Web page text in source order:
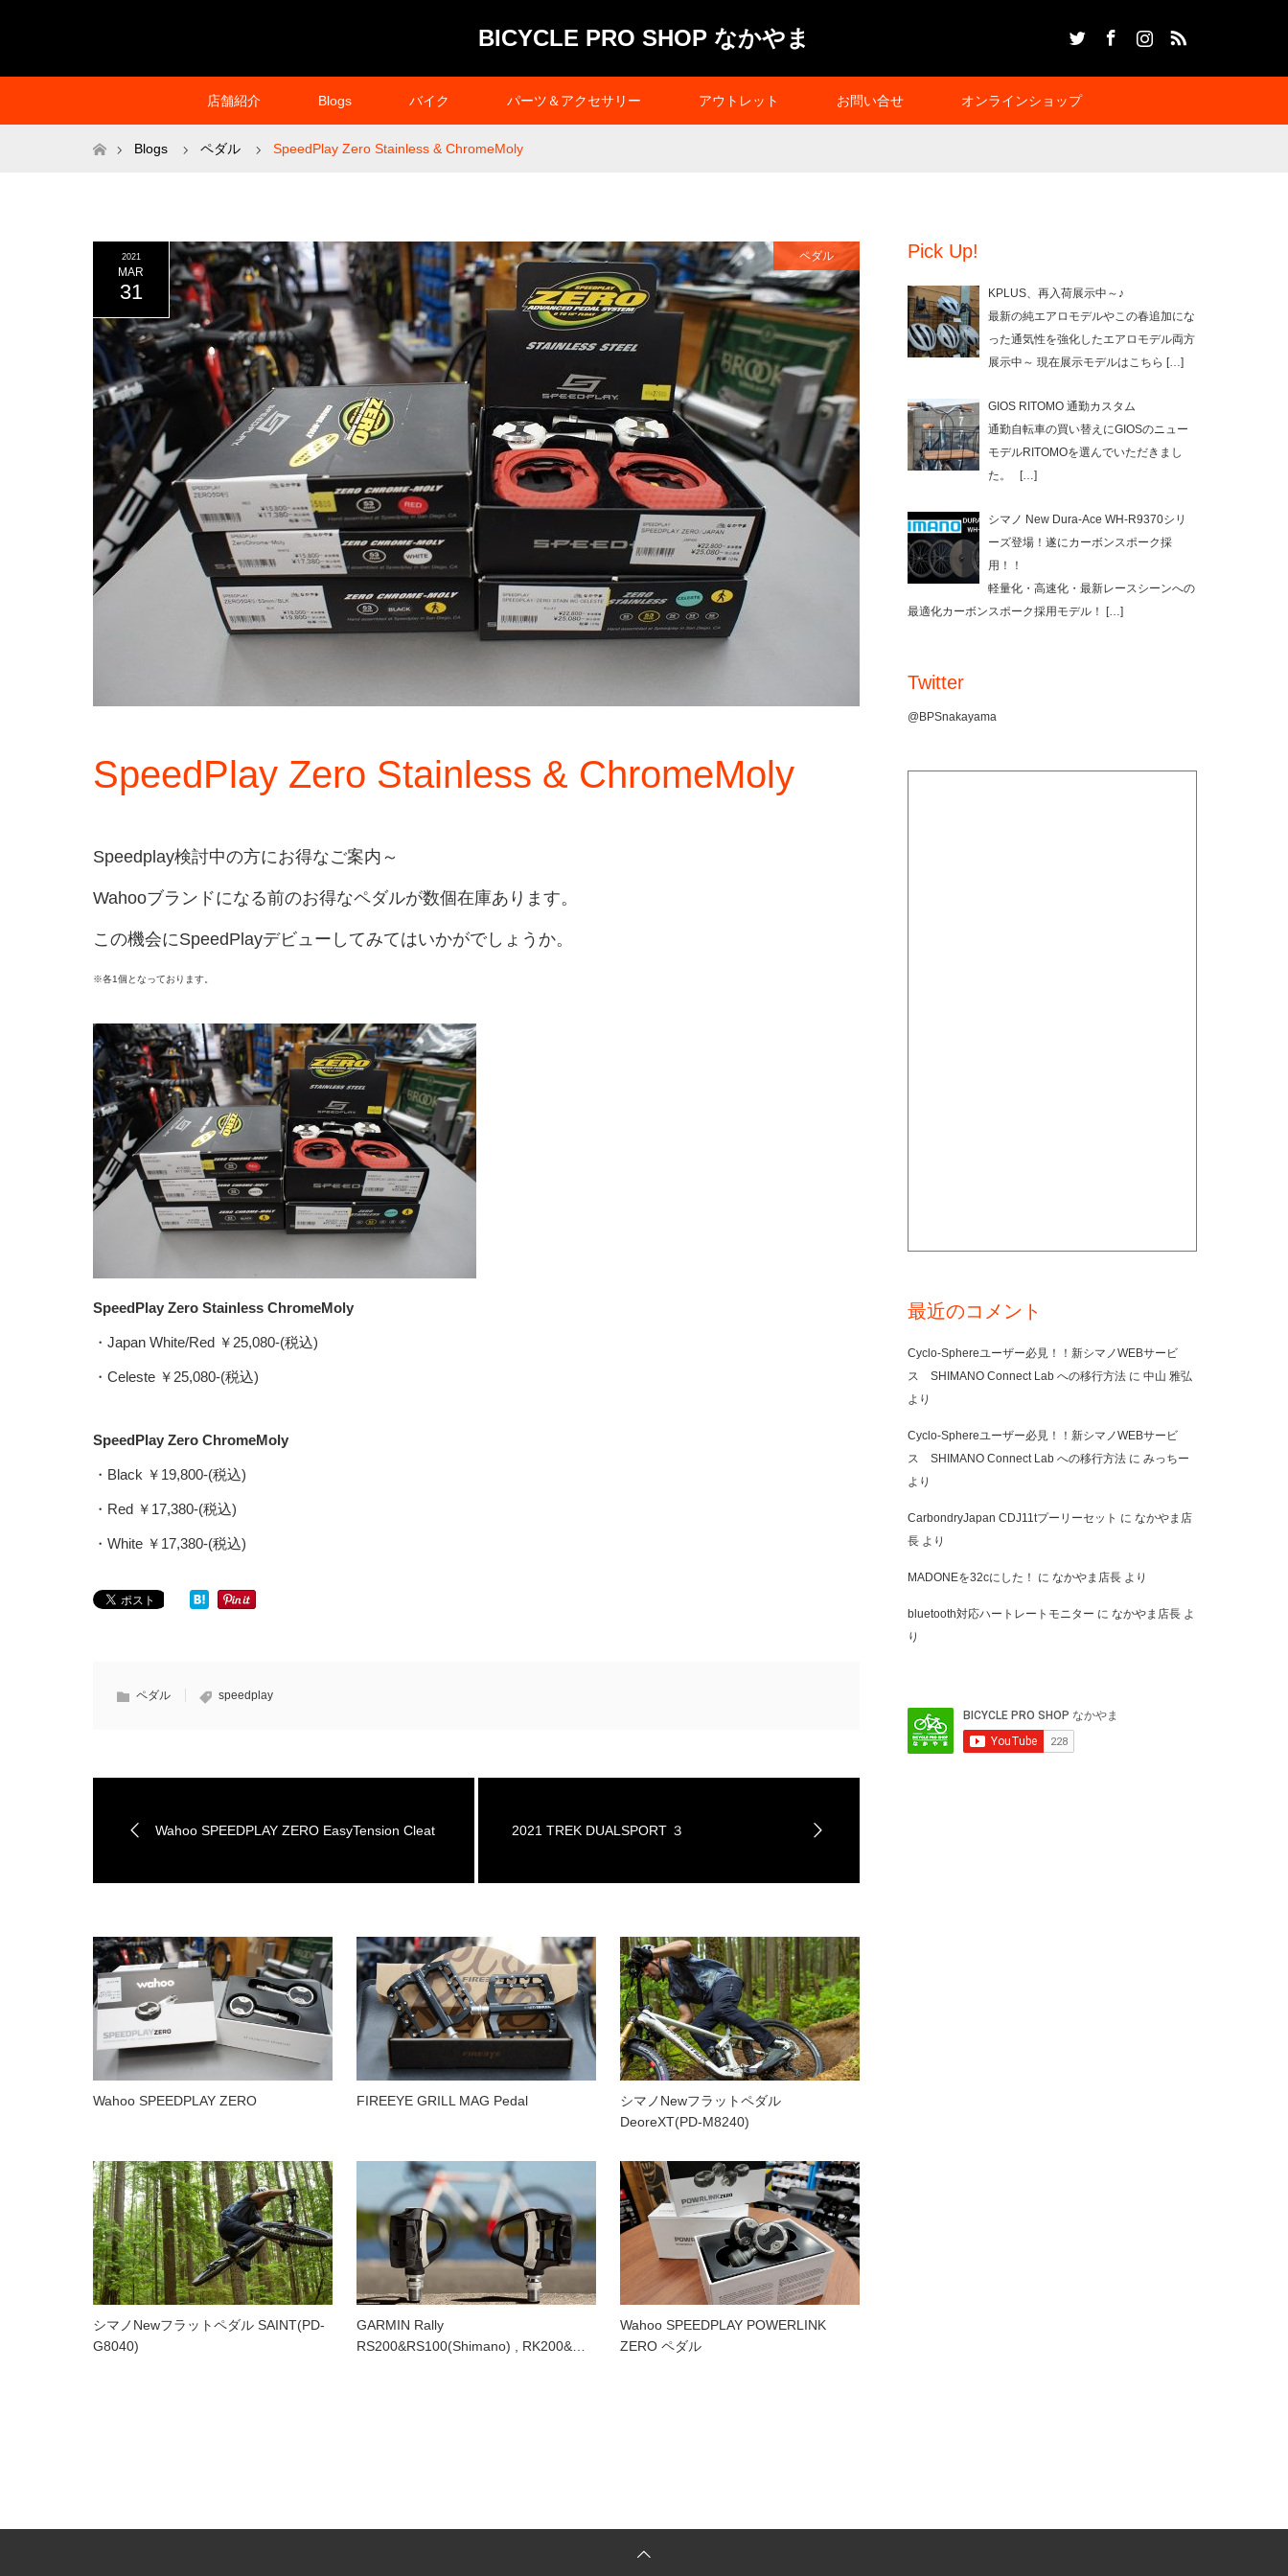
BICYCLE PRO SHOP なかやま
店舗紹介 Blogs バイク パーツ＆アクセサリー アウトレット お問い合せ オンラインショップ
ホームBlogs ペダル SpeedPlay Zero Stainless & ChromeMoly
2021
MAR
31
ペダル
SpeedPlay Zero Stainless & ChromeMoly
Speedplay検討中の方にお得なご案内～
Wahooブランドになる前のお得なペダルが数個在庫あります。
この機会にSpeedPlayデビューしてみてはいかがでしょうか。
※各1個となっております。
SpeedPlay Zero Stainless ChromeMoly
・Japan White/Red ￥25,080-(税込)
・Celeste ￥25,080-(税込)
SpeedPlay Zero ChromeMoly
・Black ￥19,800-(税込)
・Red ￥17,380-(税込)
・White ￥17,380-(税込)
ペダル speedplay
Wahoo SPEEDPLAY ZERO EasyTension Cleat 2021 TREK DUALSPORT ３
Wahoo SPEEDPLAY ZERO FIREEYE GRILL MAG Pedal
シマノNewフラットペダル
DeoreXT(PD-M8240)
シマノNewフラットペダル SAINT(PD-
G8040)
GARMIN Rally
RS200&RS100(Shimano) , RK200&…
Wahoo SPEEDPLAY POWERLINK
ZERO ペダル
Pick Up!
KPLUS、再入荷展示中～♪
最新の純エアロモデルやこの春追加にな
った通気性を強化したエアロモデル両方
展示中～ 現在展示モデルはこちら […]
GIOS RITOMO 通勤カスタム
通勤自転車の買い替えにGIOSのニュー
モデルRITOMOを選んでいただきまし
た。
[…]
シマノ New Dura-Ace WH-R9370シリ
ーズ登場！遂にカーボンスポーク採
用！！
軽量化・高速化・最新レースシーンへの
最適化カーボンスポーク採用モデル！
[…]
Twitter
@BPSnakayama
最近のコメント
Cyclo-Sphereユーザー必見！！新シマノWEBサービ
ス SHIMANO Connect Lab への移行方法 に 中山 雅弘
より
Cyclo-Sphereユーザー必見！！新シマノWEBサービ
ス SHIMANO Connect Lab への移行方法 に みっちー
より
CarbondryJapan CDJ11tプーリーセット に なかやま店
長 より
MADONEを32cにした！ に なかやま店長 より
bluetooth対応ハートレートモニター に なかやま店長 よ
り